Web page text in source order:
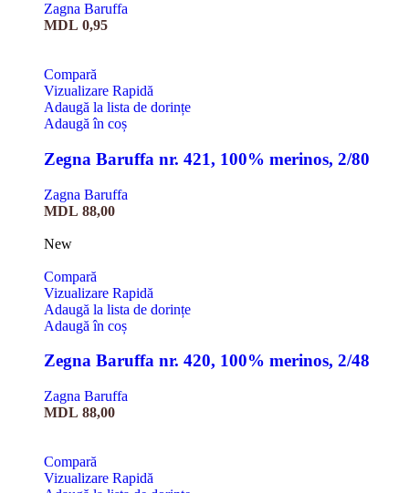
Zagna Baruffa
MDL 0,95
Compară
Vizualizare Rapidă
Adaugă la lista de dorințe
Adaugă în coș
Zegna Baruffa nr. 421, 100% merinos, 2/80
Zagna Baruffa
MDL 88,00
New
Compară
Vizualizare Rapidă
Adaugă la lista de dorințe
Adaugă în coș
Zegna Baruffa nr. 420, 100% merinos, 2/48
Zagna Baruffa
MDL 88,00
Compară
Vizualizare Rapidă